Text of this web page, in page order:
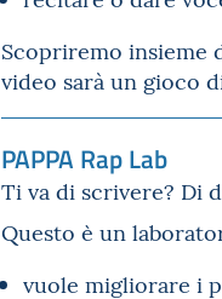
Scopriremo insieme
video sarà un gioco
PAPPA Rap Lab
Ti va di scrivere? Di
Questo è un
vuole migliorare i